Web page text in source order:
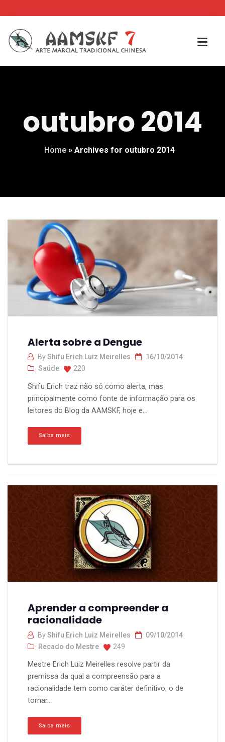
outubro 2014
Home » Archives for outubro 2014
Alerta sobre a Dengue
ByShifu Erich Luiz Meirelles
16/10/2014
Saúde
220
Shifu Erich traz não só como alerta, mas
principalmente como fonte de informação para os
leitores do Blog da AAMSKF, hoje e...
Saiba mais
Aprender a compreender a
racionalidade
ByShifu Erich Luiz Meirelles
09/10/2014
Recado do Mestre
249
Mestre Erich Luiz Meirelles resolve partir da
premissa da qual a compreensão para a
racionalidade tem como caráter definitivo, o de
tornar...
Saiba mais